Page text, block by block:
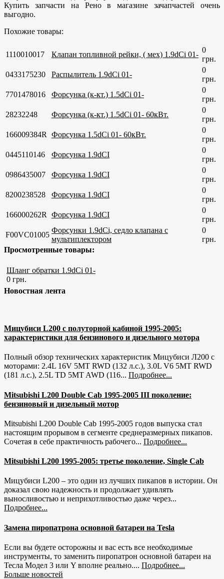
Купить запчасти на Рено в магазине зачапчастей очень
выгодно.
Похожие товары:
1110010017 Клапан топливной рейки, ( мех) 1.9dCi 01-
0
грн.
0433175230
Распылитель 1.9dCi 01-
0
грн.
7701478016
Форсунка (к-кт.) 1.5dCi 01-
0
грн.
28232248
Форсунка (к-кт.) 1.5dCi 01- 60кВт.
0
грн.
166009384R
Форсунка 1.5dCi 01- 60кВт.
0
грн.
0445110146
Форсунка 1.9dCI
0
грн.
0986435007
Форсунка 1.9dCI
0
грн.
8200238528
Форсунка 1.9dCI
0
грн.
166000262R
Форсунка 1.9dCI
0
грн.
F00VC01005
Форсунки 1.9dCi, седло клапана с
мультиплектором
0
грн.
Просмотренные товары:
Шланг обратки 1.9dCi 01-
0 грн.
Новостная лента
Мицубиси L200 с полуторной кабиной 1995-2005:
характеристики для бензинового и дизельного мотора
Полный обзор технических характеристик Мицубиси Л200 с
моторами: 2.4L 16V 5MT RWD (132 л.с.), 3.0L V6 5MT RWD
(181 л.с.), 2.5L TD 5MT AWD (116... Подробнее...
Mitsubishi L200 Double Cab 1995-2005 III поколение:
бензиновый и дизельный мотор
Mitsubishi L200 Double Cab 1995-2005 годов выпуска стал
настоящим прорывом в сегменте среднеразмерных пикапов.
Сочетая в себе практичность рабочего... Подробнее...
Mitsubishi L200 1995-2005: третье поколение, Single Cab
Мицубиси L200 – это один из лучших пикапов в истории. Он
доказал свою надежность и продолжает удивлять
выносливостью и неприхотливостью даже через...
Подробнее...
Замена пиропатрона основной батареи на Tesla
Если вы будете осторожны и вас есть все необходимые
инструменты, то заменить пиропатрон основной батареи на
Тесла Модел 3 или Y вполне реально.... Подробнее...
Больше новостей